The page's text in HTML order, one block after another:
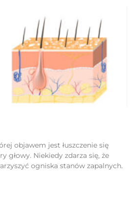
objawem jest łuszczenie się
głowy. Niekiedy zdarza się, że
ogniska stanów zapalnych.